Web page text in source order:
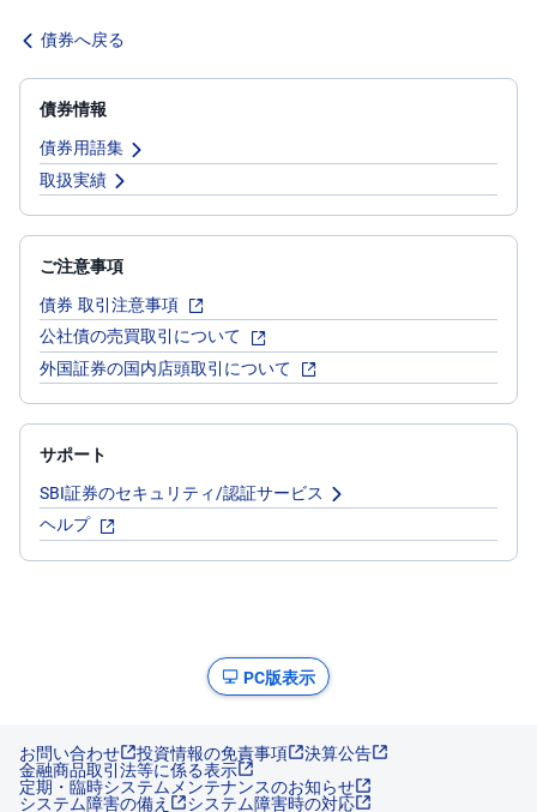
ま
か
投
PICK
S
BI
株
オ
プ
シ
ン
先
物
・
オ
プ
シ
ョ
商
品
先
物
外
貨
建 NE
債券へ戻る
債券情報
債券用語集
取扱実績
ご注意事項
債券 取引注意事項
公社債の売買取引について
外国証券の国内店頭取引について
サポート
SBI証券のセキュリティ/認証サービス
ヘルプ
PC版表示
お問い合わせ 投資情報の免責事項 決算公告
金融商品取引法等に係る表示
定期・臨時システムメンテナンスのお知らせ
システム障害の備え システム障害時の対応